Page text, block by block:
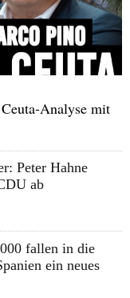
Analyse mit
Peter Hahne
ab
fallen in die
ein neues